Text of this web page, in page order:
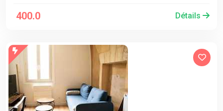
400.0 Détails